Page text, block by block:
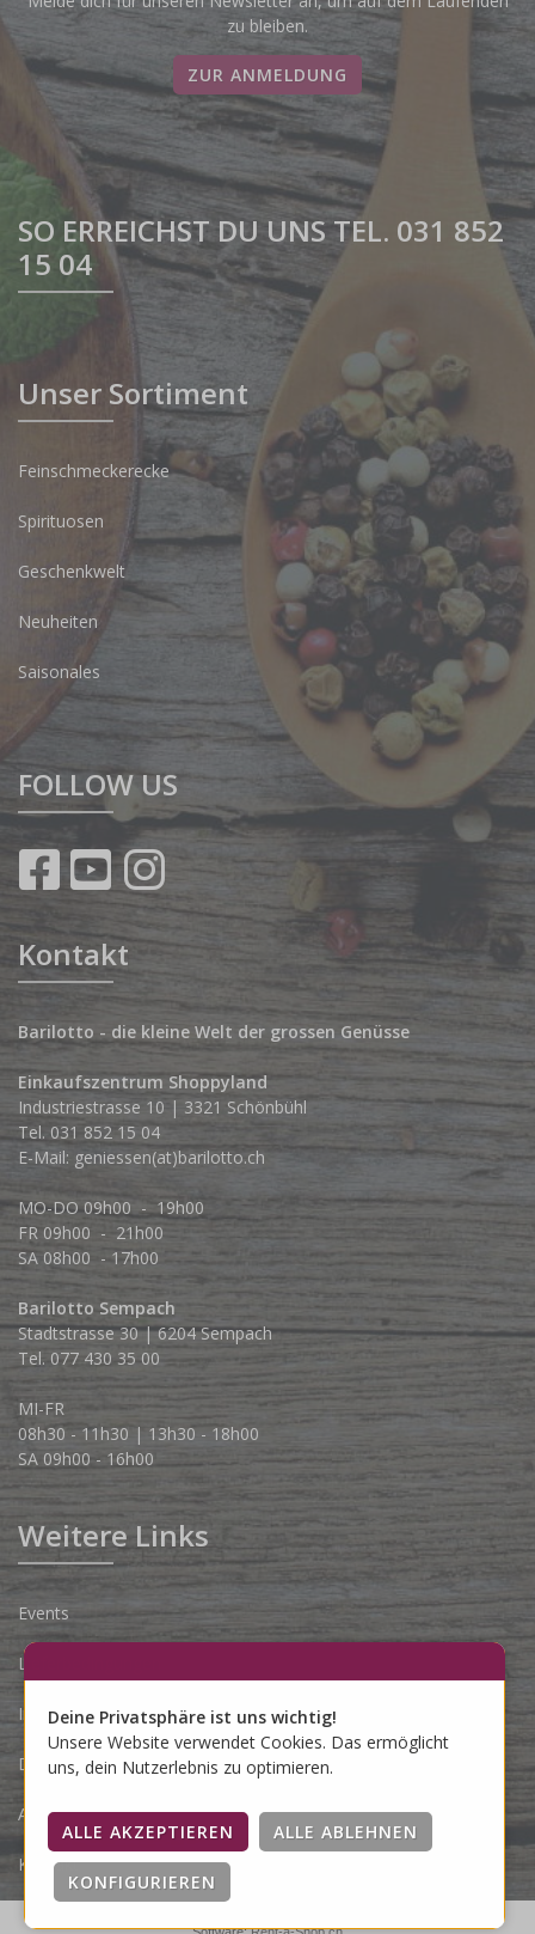
zu bleiben.
ZUR ANMELDUNG
SO ERREICHST DU UNS TEL. 031 852
15 04
Unser Sortiment
Feinschmeckerecke
Spirituosen
Geschenkwelt
Neuheiten
Saisonales
FOLLOW US
Kontakt
Barilotto - die kleine Welt der grossen Genüsse
Einkaufszentrum Shoppyland
Industriestrasse 10 | 3321 Schönbühl
Tel. 031 852 15 04
E-Mail: geniessen(at)barilotto.ch
MO-DO 09h00 - 19h00
FR 09h00 - 21h00
SA 08h00 - 17h00
Barilotto Sempach
Stadtstrasse 30 | 6204 Sempach
Tel. 077 430 35 00
MI-FR
08h30 - 11h30 | 13h30 - 18h00
SA 09h00 - 16h00
Weitere Links
Events
Lieferbedingungen
Impressum
Datenschutzerklärung
AGB
Kontakt
Software:Rent-a-Shop.ch
Deine Privatsphäre ist uns wichtig!
Unsere Website verwendet Cookies. Das ermöglicht
uns, dein Nutzerlebnis zu optimieren.